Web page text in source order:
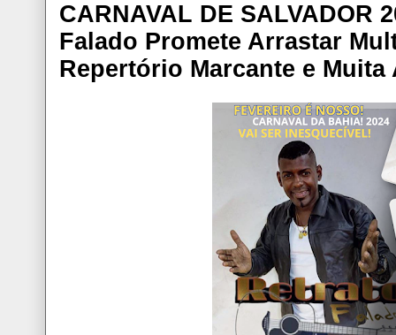
CARNAVAL DE SALVADOR
Falado Promete Arrastar
Repertório Marcante e Muita